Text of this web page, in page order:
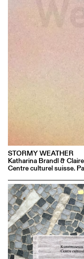
STORMY WEATHER
Katharina Brandl &
Centre culturel suisse.